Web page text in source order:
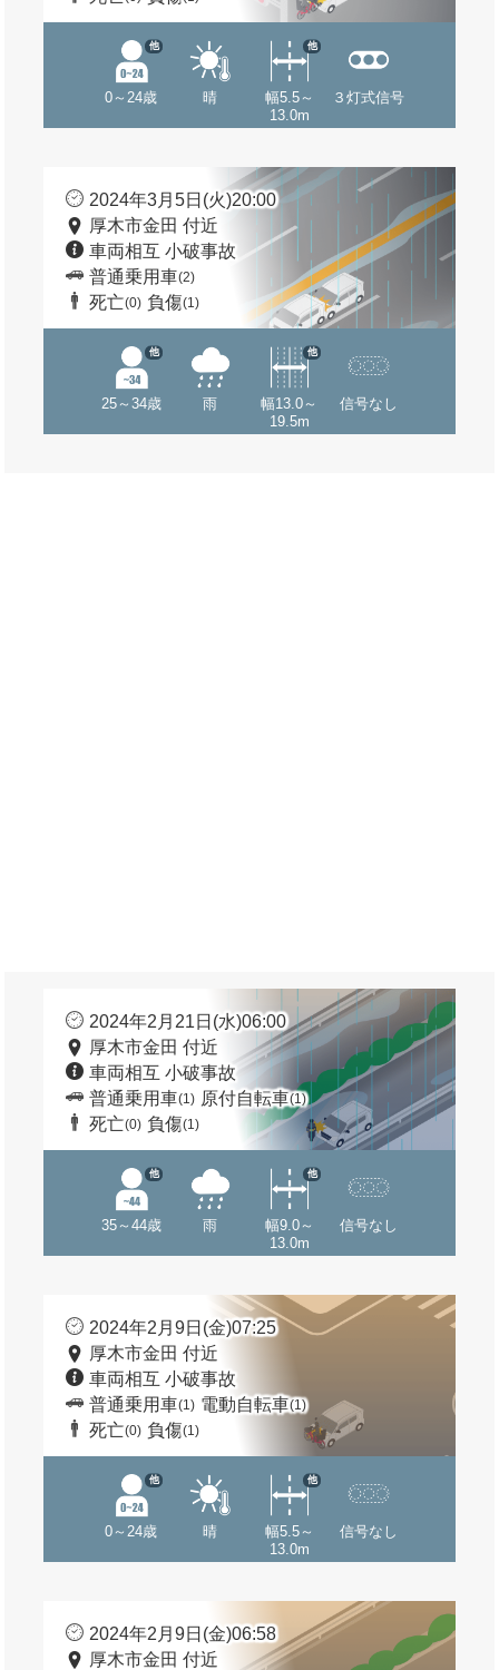
0～24歳
他
晴
幅5.5～
13.0m
他
３灯式信号
2024年3月5日(火)20:00
厚木市金田 付近
車両相互 小破事故
普通乗用車(2)
死亡(0) 負傷(1)
25～34歳
他
雨
幅13.0～
19.5m
他
信号なし
2024年2月21日(水)06:00
厚木市金田 付近
車両相互 小破事故
普通乗用車(1) 原付自転車(1)
死亡(0) 負傷(1)
35～44歳
他
雨
幅9.0～
13.0m
他
信号なし
2024年2月9日(金)07:25
厚木市金田 付近
車両相互 小破事故
普通乗用車(1) 電動自転車(1)
死亡(0) 負傷(1)
0～24歳
他
晴
幅5.5～
13.0m
他
信号なし
2024年2月9日(金)06:58
厚木市金田 付近